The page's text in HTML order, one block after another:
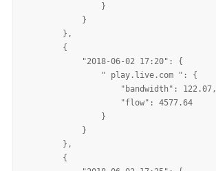
                }
            }
        },
        {
            "2018-06-02 17:20": {
                " play.live.com ": {
                    "bandwidth": 122.07,
                    "flow": 4577.64
                }
            }
        },
        {